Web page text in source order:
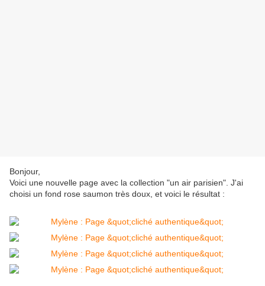
Bonjour,
Voici une nouvelle page avec la collection "un air parisien". J'ai
choisi un fond rose saumon très doux, et voici le résultat :